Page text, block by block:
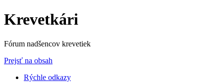
Krevetkári
Fórum nadšencov krevetiek
Prejsť na obsah
Rýchle odkazy